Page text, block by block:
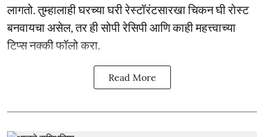
लागतो. तुम्हालाही घरच्या घरी रेस्टॉरंटसारखा चिकन घी रोस्ट
बनवायचा असेल, तर ही सोपी रेसिपी आणि काही महत्त्वाच्या
टिप्स नक्की फॉलो करा.
Read More